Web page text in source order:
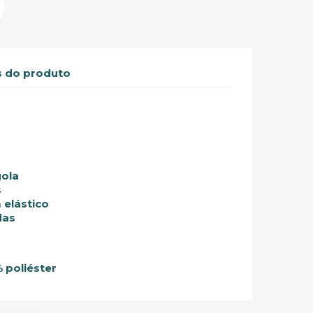
do produto
elástico
poliéster